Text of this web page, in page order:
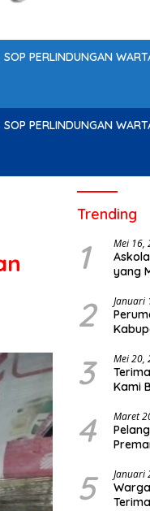
SOP PERLINDUNGAN
SOP PERLINDUNGAN
Trending
1 Mei 16,
yang
2 Januari
3 Mei 20,
Kami
4 Maret
5 Januari